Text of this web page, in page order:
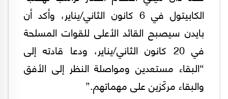
الكابيتول في 6 كانون الثاني/يناير، وأكد أن
بايدن سيصبح القائد الأعلى للقوات المسلحة
في 20 كانون الثاني/يناير، ودعا قادته إلى
“البقاء مستعدين ومواصلة النظر إلى الأفق
والبقاء مركّزين على مهماتهم.”